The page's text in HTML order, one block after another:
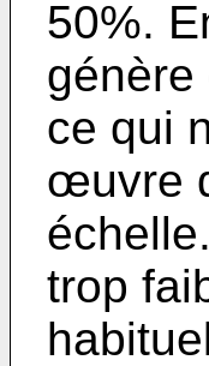
50%.
génère
ce qui
œuvre
trop